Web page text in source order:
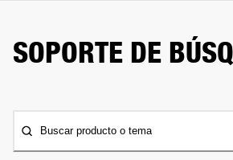
SOPORTE DE
Buscar producto o tema